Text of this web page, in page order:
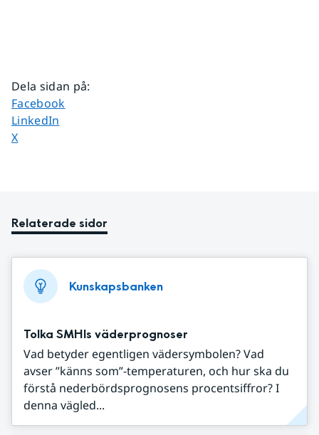
Dela sidan på:
Dela sidan på
Facebook
Dela sidan på
LinkedIn
Dela sidan på
X
Relaterade sidor
Kunskapsbanken
Tolka SMHIs väderprognoser
Vad betyder egentligen vädersymbolen? Vad
avser ”känns som”-temperaturen, och hur ska du
förstå nederbördsprognosens procentsiffror? I
denna vägled...